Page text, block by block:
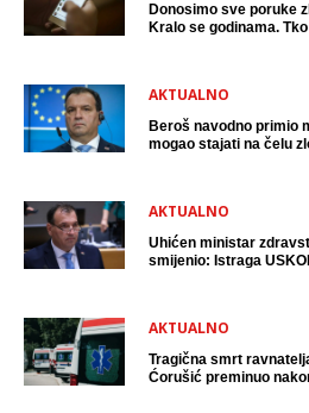
Donosimo sve poruke
Kralo se godinama.
AKTUALNO
Beroš navodno primio
mogao stajati na čelu
AKTUALNO
Uhićen ministar
smijenio: Istraga
AKTUALNO
Tragična smrt
Ćorušić preminuo